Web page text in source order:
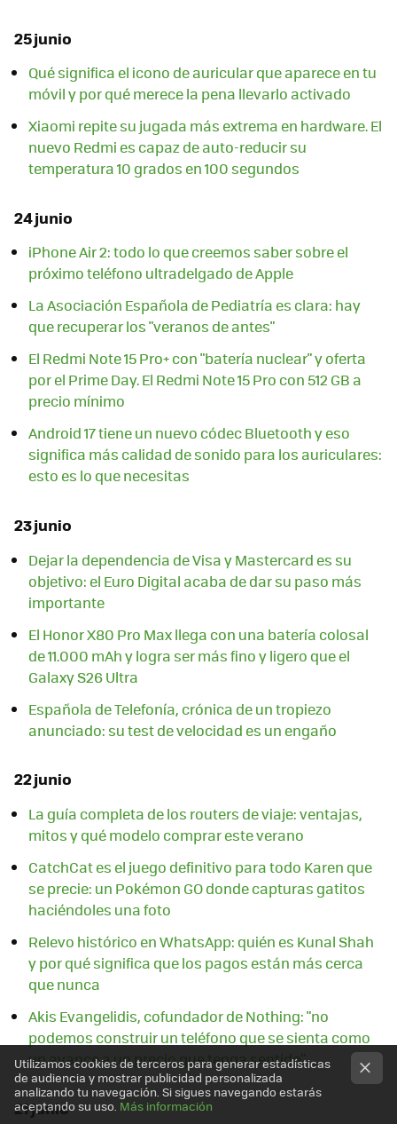
25 junio
Qué significa el icono de auricular que aparece en tu
móvil y por qué merece la pena llevarlo activado
Xiaomi repite su jugada más extrema en hardware. El
nuevo Redmi es capaz de auto-reducir su
temperatura 10 grados en 100 segundos
24 junio
iPhone Air 2: todo lo que creemos saber sobre el
próximo teléfono ultradelgado de Apple
La Asociación Española de Pediatría es clara: hay
que recuperar los "veranos de antes"
El Redmi Note 15 Pro+ con "batería nuclear" y oferta
por el Prime Day. El Redmi Note 15 Pro con 512 GB a
precio mínimo
Android 17 tiene un nuevo códec Bluetooth y eso
significa más calidad de sonido para los auriculares:
esto es lo que necesitas
23 junio
Dejar la dependencia de Visa y Mastercard es su
objetivo: el Euro Digital acaba de dar su paso más
importante
El Honor X80 Pro Max llega con una batería colosal
de 11.000 mAh y logra ser más fino y ligero que el
Galaxy S26 Ultra
Española de Telefonía, crónica de un tropiezo
anunciado: su test de velocidad es un engaño
22 junio
La guía completa de los routers de viaje: ventajas,
mitos y qué modelo comprar este verano
CatchCat es el juego definitivo para todo Karen que
se precie: un Pokémon GO donde capturas gatitos
haciéndoles una foto
Relevo histórico en WhatsApp: quién es Kunal Shah
y por qué significa que los pagos están más cerca
que nunca
Akis Evangelidis, cofundador de Nothing: "no
podemos construir un teléfono que se sienta como
un avance a un precio que tenga sentido"
21 junio
Utilizamos cookies de terceros para generar estadísticas
de audiencia y mostrar publicidad personalizada
analizando tu navegación. Si sigues navegando estarás
aceptando su uso. Más información